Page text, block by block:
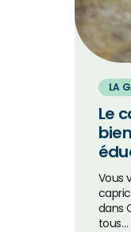
LA
Le
Vous
dans
tous…